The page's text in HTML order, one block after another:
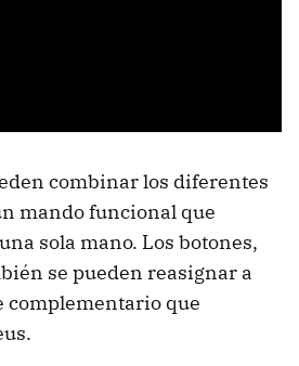
combinar los diferentes
mando funcional que
sola mano. Los botones,
se pueden reasignar a
complementario que